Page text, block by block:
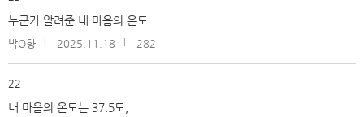
누군가 알려준 내 마음의 온도
박O향 2025.11.18 282
22
내 마음의 온도는 37.5도,